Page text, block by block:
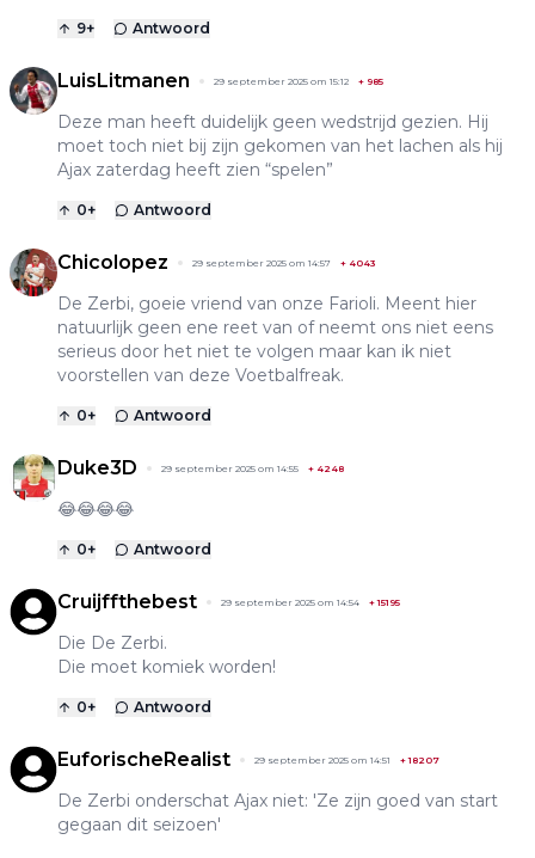
9+ Antwoord
LuisLitmanen 29 september 2025 om 15:12 + 985
Deze man heeft duidelijk geen wedstrijd gezien. Hij
moet toch niet bij zijn gekomen van het lachen als hij
Ajax zaterdag heeft zien “spelen”
0+ Antwoord
Chicolopez 29 september 2025 om 14:57 + 4043
De Zerbi, goeie vriend van onze Farioli. Meent hier
natuurlijk geen ene reet van of neemt ons niet eens
serieus door het niet te volgen maar kan ik niet
voorstellen van deze Voetbalfreak.
0+ Antwoord
Duke3D 29 september 2025 om 14:55 + 4248
😂😂😂😂
0+ Antwoord
Cruijffthebest 29 september 2025 om 14:54 +15195
Die De Zerbi.
Die moet komiek worden!
0+ Antwoord
EuforischeRealist 29 september 2025 om 14:51 +18207
De Zerbi onderschat Ajax niet: 'Ze zijn goed van start
gegaan dit seizoen'